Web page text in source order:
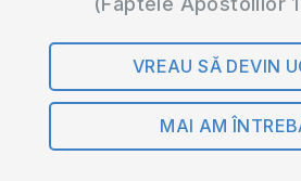
VREAU SĂ DEVIN
MAI AM